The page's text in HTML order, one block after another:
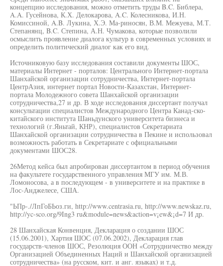
концепцию исследования, можно отметить труды B.C. Библера,
A.A. Гусейнова, К.Х. Делокарова, A.C. Колесникова, И.Н.
Комиссиной, A.B. Лукина, Х.Э. Ма-риносян, В.М. Межуева, М.Т.
Степанянц, B.C. Степина, А.Н. Чумакова, которые позволили
осмыслить проявление диалога культур в современных условиях и
определить политический диалог как его вид.
Источниковую базу исследования составили документы ШОС,
материалы Интернет - порталов: Центрального Интернет-портала
Шанхайской организации сотрудничества, Интернет-портала
ЦентрАзия, интернет портал Новости-Казахстан, Интернет-
портала Молодежного совета Шанхайской организации
сотрудничества,27 и др. В ходе исследования диссертант получал
консультации специалистов Международного Центра Канад-ско-
китайского института Шаньдунского университета бизнеса и
технологий (г.Яньтай, КНР), специалистов Секретариата
Шанхайской организации сотрудничества в Пекине и использовал
возможность работать в Секретариате с официальными
документами ШОС28.
26Метод кейса был апробирован диссертантом в период обучения
на факультете государственного управления МГУ им. М.В.
Ломоносова, а в последующем - в университете и на практике в
Лос-Анджелесе, США.
"ЬПр-./ЛпГоБЬоз.ги, http://www.centrasia.ru, http://www.newskaz.ru,
http://yc-sco.org/9Ing3 ru&module=news&action=v¡ew&¡d=7 И др.
28 Шанхайская Конвенция, Декларация о создании ШОС
(15.06.2001), Хартия ШОС (07.06.2002), Декларация глав
государств-членов ШОС, Резолюция ООН «Сотрудничество между
Организацией Объединенных Наций и Шанхайской организацией
сотрудничества» (на русском, кит. и анг. языках) и т.д.